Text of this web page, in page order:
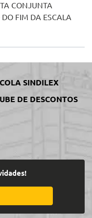
CONJUNTA
FIM DA ESCALA
SINDILEX
DE DESCONTOS